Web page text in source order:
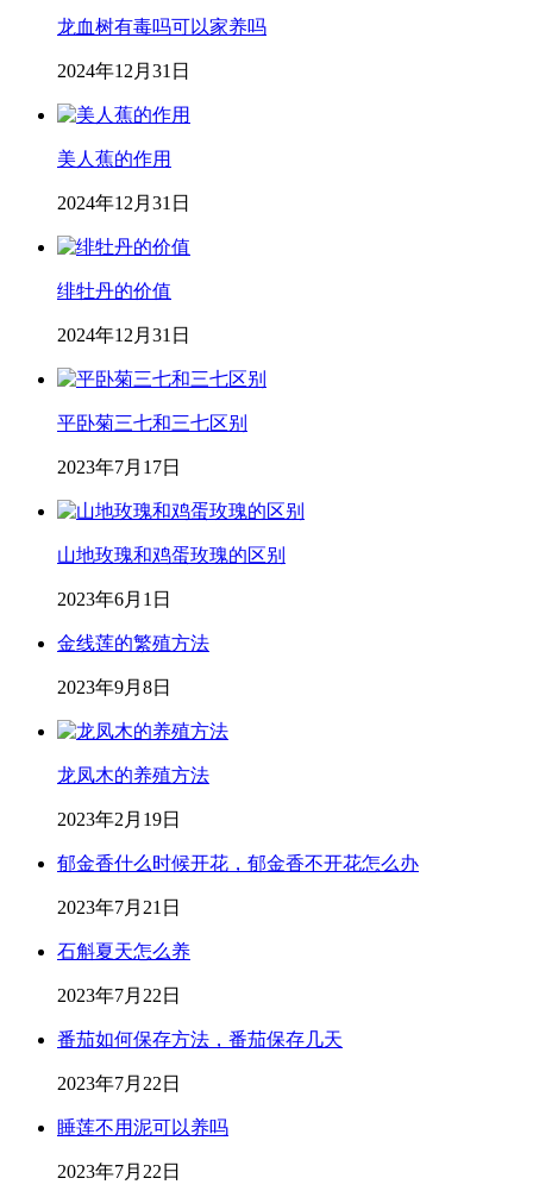
龙血树有毒吗可以家养吗
2024年12月31日
美人蕉的作用
2024年12月31日
绯牡丹的价值
2024年12月31日
平卧菊三七和三七区别
2023年7月17日
山地玫瑰和鸡蛋玫瑰的区别
2023年6月1日
金线莲的繁殖方法
2023年9月8日
龙凤木的养殖方法
2023年2月19日
郁金香什么时候开花，郁金香不开花怎么办
2023年7月21日
石斛夏天怎么养
2023年7月22日
番茄如何保存方法，番茄保存几天
2023年7月22日
睡莲不用泥可以养吗
2023年7月22日